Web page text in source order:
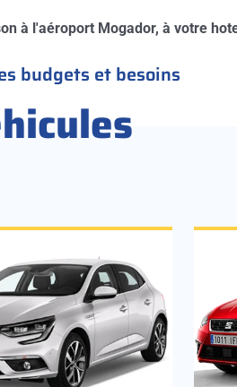
à l'aéroport Mogador, à votre
budgets et besoins